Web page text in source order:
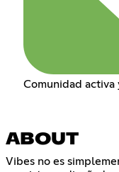
Comunidad activa
ABOUT
Vibes no es